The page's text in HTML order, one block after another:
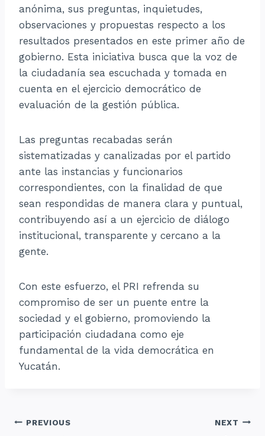
anónima, sus preguntas, inquietudes,
observaciones y propuestas respecto a los
resultados presentados en este primer año de
gobierno. Esta iniciativa busca que la voz de
la ciudadanía sea escuchada y tomada en
cuenta en el ejercicio democrático de
evaluación de la gestión pública.
Las preguntas recabadas serán
sistematizadas y canalizadas por el partido
ante las instancias y funcionarios
correspondientes, con la finalidad de que
sean respondidas de manera clara y puntual,
contribuyendo así a un ejercicio de diálogo
institucional, transparente y cercano a la
gente.
Con este esfuerzo, el PRI refrenda su
compromiso de ser un puente entre la
sociedad y el gobierno, promoviendo la
participación ciudadana como eje
fundamental de la vida democrática en
Yucatán.
Navegación
PREVIOUS NEXT